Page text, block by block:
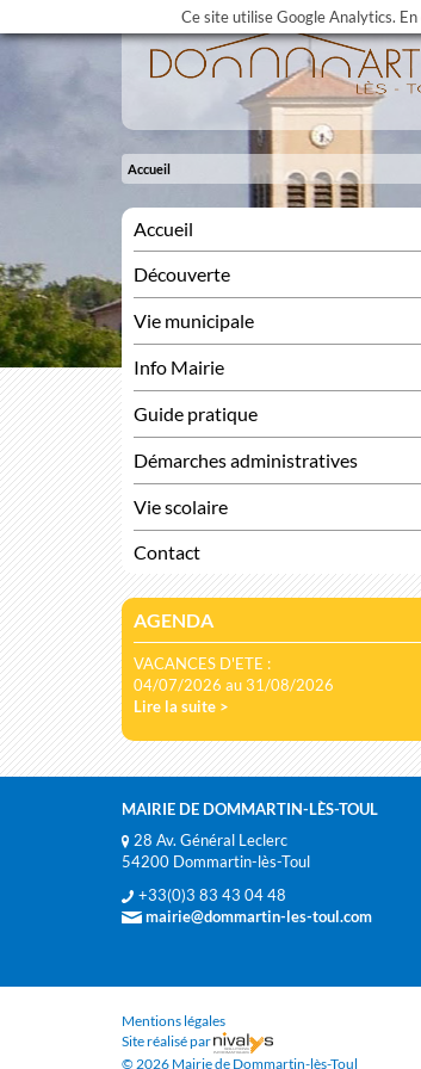
Ce site utilise Google Analytics.
Accueil
Accueil
Découverte
Vie municipale
Info Mairie
Guide pratique
Démarches administratives
Vie scolaire
Contact
AGENDA
VACANCES D'ETE :
04/07/2026 au 31/08/2026
Lire la suite >
MAIRIE DE DOMMARTIN-LÈS-TOUL
28 Av. Général Leclerc
54200 Dommartin-lès-Toul
+33(0)3 83 43 04 48
mairie@dommartin-les-toul.com
Mentions légales
Site réalisé par
© 2026 Mairie de Dommartin-lès-Toul